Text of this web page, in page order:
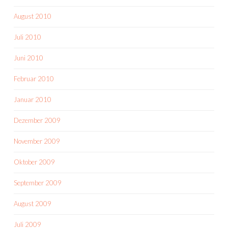
August 2010
Juli 2010
Juni 2010
Februar 2010
Januar 2010
Dezember 2009
November 2009
Oktober 2009
September 2009
August 2009
Juli 2009